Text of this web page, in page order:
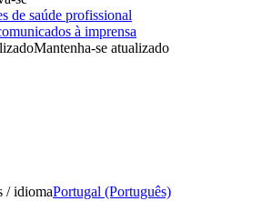
de saúde profissional
à imprensa
Mantenha-se atualizado
/ idiomaPortugal (Português)